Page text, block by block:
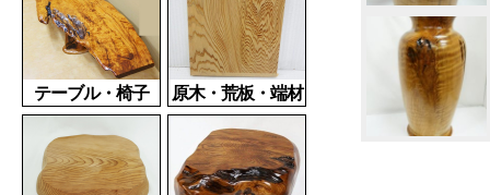
テーブル・椅子 原木・荒板・端材